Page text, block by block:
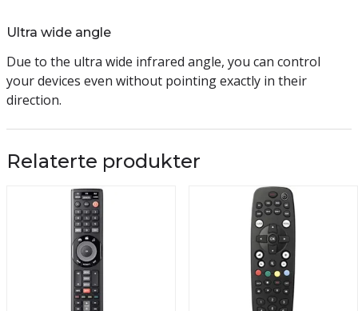
Ultra wide angle
Due to the ultra wide infrared angle, you can control
your devices even without pointing exactly in their
direction.
Relaterte produkter